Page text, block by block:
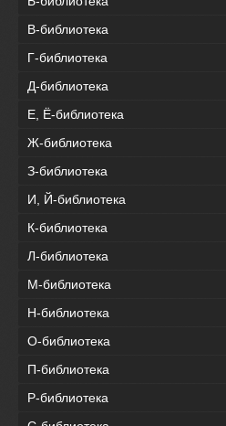
В-библиотека
Г-библиотека
Д-библиотека
Е, Ё-библиотека
Ж-библиотека
З-библиотека
И, Й-библиотека
К-библиотека
Л-библиотека
М-библиотека
Н-библиотека
О-библиотека
П-библиотека
Р-библиотека